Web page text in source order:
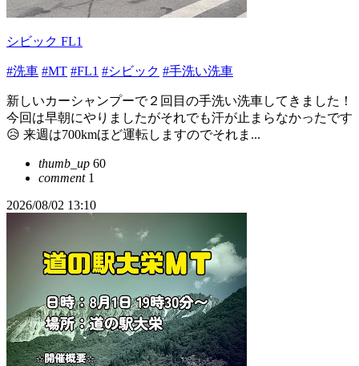
シビック FL1
#洗車 #MT #FL1 #シビック #手洗い洗車
新しいカーシャンプーで２回目の手洗い洗車してきました！
今回は早朝にやりましたがそれでも汗が止まらなかったです
😥 来週は700kmほど運転しますのでそれま...
thumb_up 60
comment1
2026/08/02 13:10